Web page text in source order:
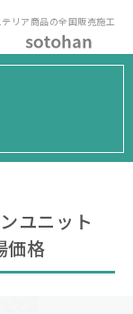
リア商品の全国販売施工
ユニット
価格